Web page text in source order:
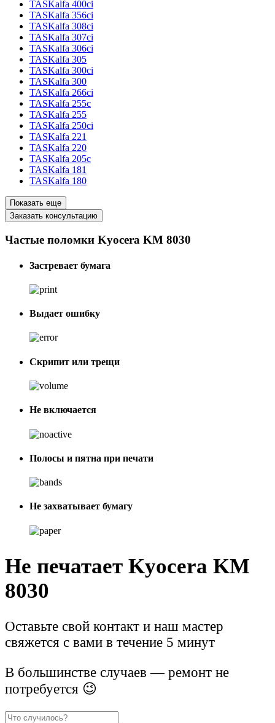
TASKalfa 400ci
TASKalfa 356ci
TASKalfa 308ci
TASKalfa 307ci
TASKalfa 306ci
TASKalfa 305
TASKalfa 300ci
TASKalfa 300
TASKalfa 266ci
TASKalfa 255c
TASKalfa 255
TASKalfa 250ci
TASKalfa 221
TASKalfa 220
TASKalfa 205c
TASKalfa 181
TASKalfa 180
Показать еще
Заказать консультацию
Частые поломки Kyocera KM 8030
Застревает бумага
Выдает ошибку
Скрипит или трещи
Не включается
Полосы и пятна при печати
Не захватывает бумагу
Не печатает Kyocera KM
8030
Оставьте свой контакт и наш мастер
свяжется с вами в течение 5 минут
В большинстве случаев — ремонт не
потребуется 😉